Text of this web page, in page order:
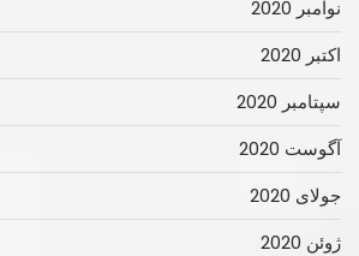
نوامبر 2020
اکتبر 2020
سپتامبر 2020
آگوست 2020
جولای 2020
ژوئن 2020